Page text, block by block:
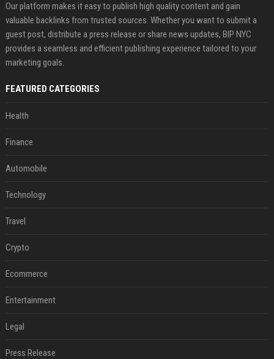
Our platform makes it easy to publish high quality content and gain
valuable backlinks from trusted sources. Whether you want to submit a
guest post, distribute a press release or share news updates, BIP NYC
provides a seamless and efficient publishing experience tailored to your
marketing goals.
FEATURED CATEGORIES
Health
Finance
Automobile
Technology
Travel
Crypto
Ecommerce
Entertainment
Legal
Press Release